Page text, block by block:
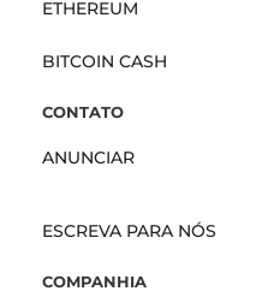
ETHEREUM
BITCOIN CASH
CONTATO
ANUNCIAR
ESCREVA PARA NÓS
COMPANHIA